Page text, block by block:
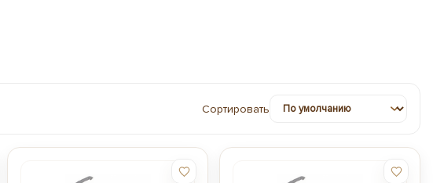
Сортировать